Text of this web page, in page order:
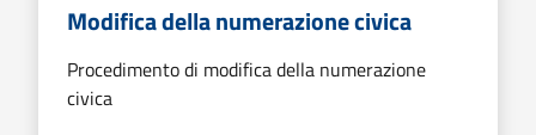
Modifica della numerazione civica
Procedimento di modifica della numerazione
civica